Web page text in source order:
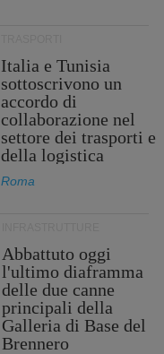
Italia e Tunisia
sottoscrivono un
accordo di
collaborazione nel
settore dei trasporti e
della logistica
Roma
Abbattuto oggi
l'ultimo diaframma
delle due canne
principali della
Galleria di Base del
Brennero